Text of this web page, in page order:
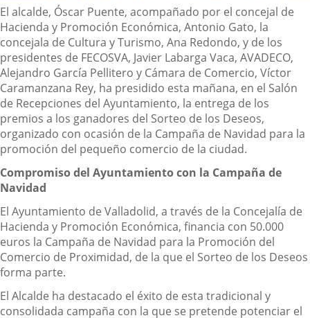
Descripción
El alcalde, Óscar Puente, acompañado por el concejal de
Hacienda y Promoción Económica, Antonio Gato, la
concejala de Cultura y Turismo, Ana Redondo, y de los
presidentes de FECOSVA, Javier Labarga Vaca, AVADECO,
Alejandro García Pellitero y Cámara de Comercio, Víctor
Caramanzana Rey, ha presidido esta mañana, en el Salón
de Recepciones del Ayuntamiento, la entrega de los
premios a los ganadores del Sorteo de los Deseos,
organizado con ocasión de la Campaña de Navidad para la
promoción del pequeño comercio de la ciudad.
Compromiso del Ayuntamiento con la Campaña de
Navidad
El Ayuntamiento de Valladolid, a través de la Concejalía de
Hacienda y Promoción Económica, financia con 50.000
euros la Campaña de Navidad para la Promoción del
Comercio de Proximidad, de la que el Sorteo de los Deseos
forma parte.
El Alcalde ha destacado el éxito de esta tradicional y
consolidada campaña con la que se pretende potenciar el